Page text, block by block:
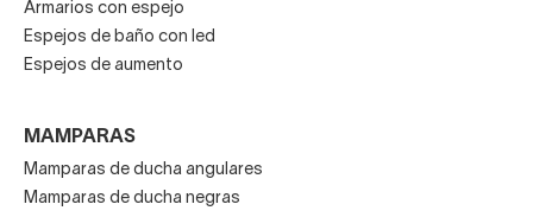
Armarios con espejo
Espejos de baño con led
Espejos de aumento
MAMPARAS
Mamparas de ducha angulares
Mamparas de ducha negras